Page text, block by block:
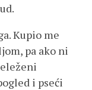
Kupio me
pa ako ni
i pseći